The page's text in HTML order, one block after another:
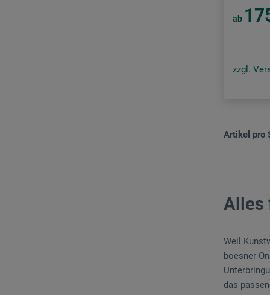
ab
zzgl.
Artikel pro
Alles
Weil
boesner
das